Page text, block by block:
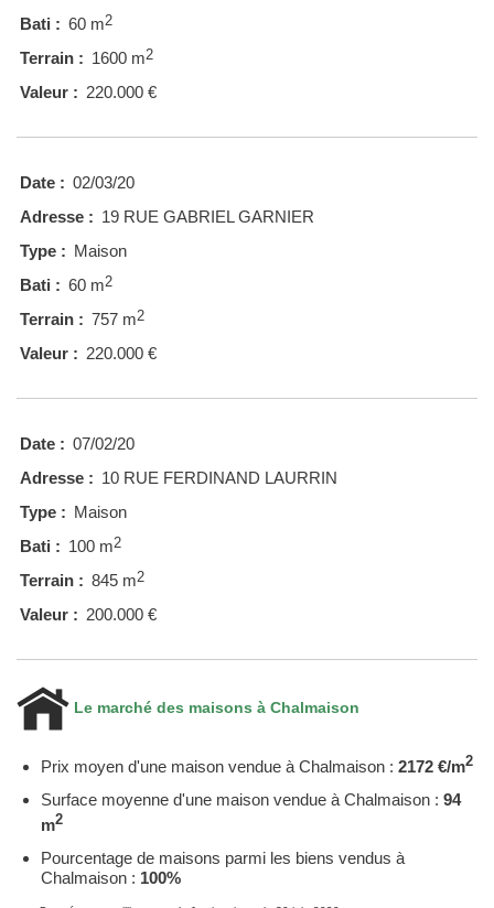
Bati : 60 m2
Terrain : 1600 m2
Valeur : 220.000 €
Date : 02/03/20
Adresse : 19 RUE GABRIEL GARNIER
Type : Maison
Bati : 60 m2
Terrain : 757 m2
Valeur : 220.000 €
Date : 07/02/20
Adresse : 10 RUE FERDINAND LAURRIN
Type : Maison
Bati : 100 m2
Terrain : 845 m2
Valeur : 200.000 €
Le marché des maisons à Chalmaison
Prix moyen d'une maison vendue à Chalmaison : 2172 €/m2
Surface moyenne d'une maison vendue à Chalmaison : 94
m2
Pourcentage de maisons parmi les biens vendus à
Chalmaison : 100%